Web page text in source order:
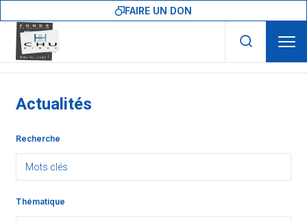
FAIRE UN DON
Actualités
Recherche
Thématique